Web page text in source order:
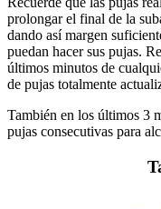
prolongar el final de la
dando así margen
puedan hacer sus pujas.
últimos minutos de
de pujas totalmente
También en los últimos 3
pujas consecutivas para